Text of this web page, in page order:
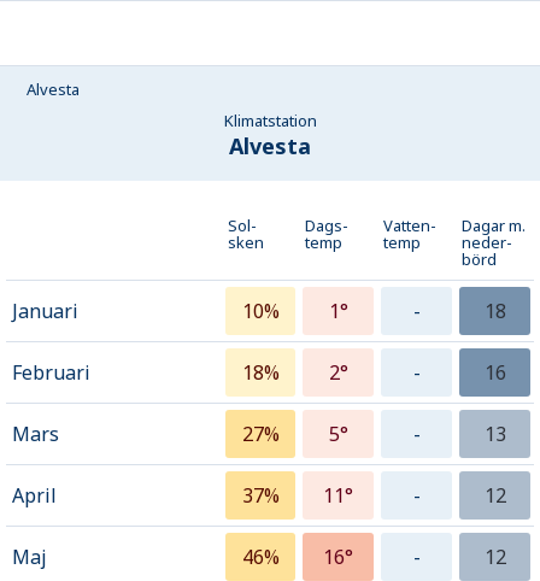
Alvesta
Klimatstation
Alvesta
Sol-
sken
Dags-
temp
Vatten-
temp
Dagar m.
neder­
börd
Januari 10% 1° - 18
Februari 18% 2° - 16
Mars 27% 5° - 13
April 37% 11° - 12
Maj 46% 16° - 12